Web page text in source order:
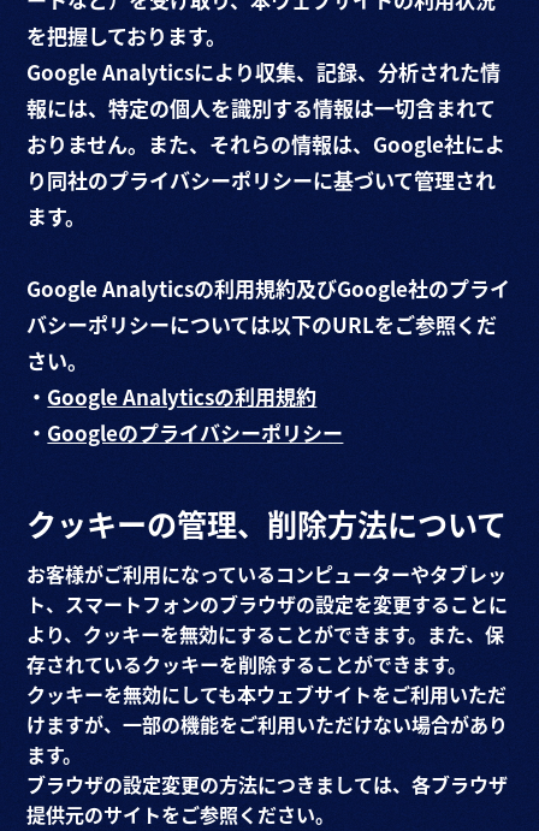
を把握しております。
Google Analyticsにより収集、記録、分析された情
報には、特定の個人を識別する情報は一切含まれて
おりません。また、それらの情報は、Google社によ
り同社のプライバシーポリシーに基づいて管理され
ます。
Google Analyticsの利用規約及びGoogle社のプライ
バシーポリシーについては以下のURLをご参照くだ
さい。
・ Google Analyticsの利用規約
・ Googleのプライバシーポリシー
クッキーの管理、削除方法について
お客様がご利用になっているコンピューターやタブレッ
ト、スマートフォンのブラウザの設定を変更することに
より、クッキーを無効にすることができます。また、保
存されているクッキーを削除することができます。
クッキーを無効にしても本ウェブサイトをご利用いただ
けますが、一部の機能をご利用いただけない場合があり
ます。
ブラウザの設定変更の方法につきましては、各ブラウザ
提供元のサイトをご参照ください。